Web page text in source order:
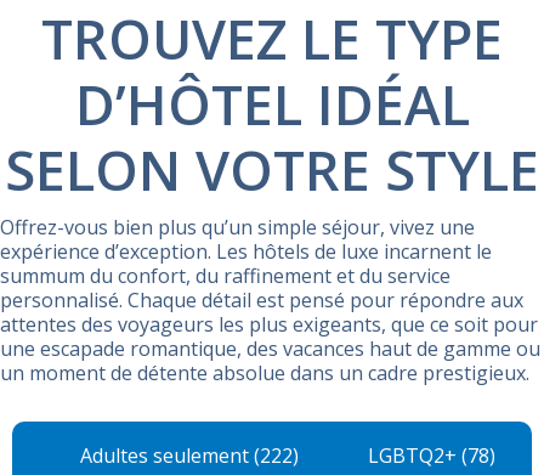
TROUVEZ LE TYPE
D’HÔTEL IDÉAL
SELON VOTRE STYLE
Offrez-vous bien plus qu’un simple séjour, vivez une
expérience d’exception. Les hôtels de luxe incarnent le
summum du confort, du raffinement et du service
personnalisé. Chaque détail est pensé pour répondre aux
attentes des voyageurs les plus exigeants, que ce soit pour
une escapade romantique, des vacances haut de gamme ou
un moment de détente absolue dans un cadre prestigieux.
Adultes seulement (222)
LGBTQ2+ (78)